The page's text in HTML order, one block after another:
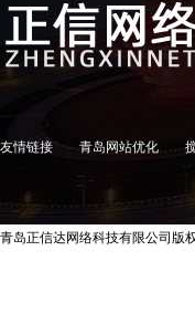
友情链接
青岛网站优化
青岛正信达网络科技有限公司版